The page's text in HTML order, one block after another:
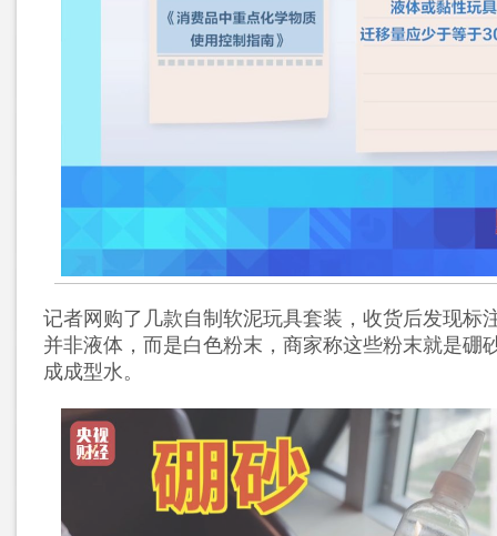
记者网购了几款自制软泥玩具套装，收货后发现标
并非液体，而是白色粉末，商家称这些粉末就是硼
成成型水。